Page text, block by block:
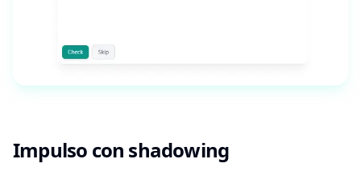
Impulso con shadowing